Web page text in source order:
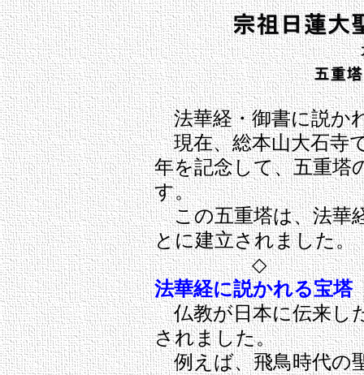
法華経・御書に説か
現在、総本山大石寺
年を記念して、五重塔
す。
この五重塔は、法華
とに建立されました。
◇
法華経に説かれる宝塔
仏教が日本に伝来し
されました。
例えば、飛鳥時代の